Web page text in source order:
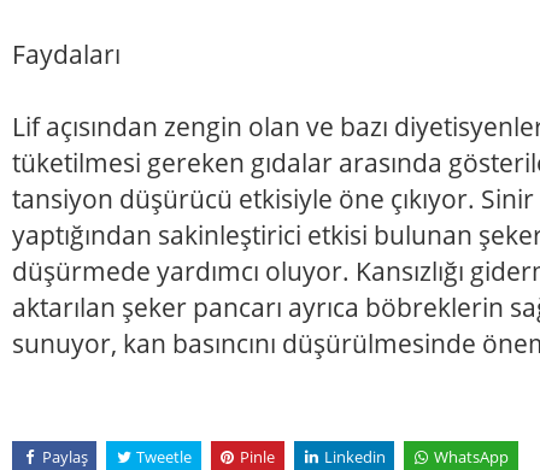
Faydaları
Lif açısından zengin olan ve bazı
tüketilmesi gereken gıdalar arasında
tansiyon düşürücü etkisiyle öne çıkıyor.
yaptığından sakinleştirici etkisi bulunan
düşürmede yardımcı oluyor. Kansızlığı
aktarılan şeker pancarı ayrıca böbreklerin
sunuyor, kan basıncını düşürülmesinde
Paylaş Tweetle Pinle Linkedin WhatsApp